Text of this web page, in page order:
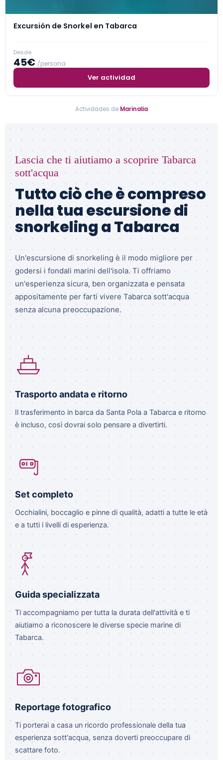
Excursión de Snorkel en Tabarca
Desde
45€ /persona
Ver actividad
Actividades de Marinalia
Lascia che ti aiutiamo a scoprire Tabarca
sott'acqua
Tutto ciò che è compreso
nella tua escursione di
snorkeling a Tabarca
Un'escursione di snorkeling è il modo migliore per
godersi i fondali marini dell'isola. Ti offriamo
un'esperienza sicura, ben organizzata e pensata
appositamente per farti vivere Tabarca sott'acqua
senza alcuna preoccupazione.
Trasporto andata e ritorno
Il trasferimento in barca da Santa Pola a Tabarca e ritorno
è incluso, così dovrai solo pensare a divertirti.
Set completo
Occhialini, boccaglio e pinne di qualità, adatti a tutte le età
e a tutti i livelli di esperienza.
Guida specializzata
Ti accompagniamo per tutta la durata dell'attività e ti
aiutiamo a riconoscere le diverse specie marine di
Tabarca.
Reportage fotografico
Ti porterai a casa un ricordo professionale della tua
esperienza sott'acqua, senza doverti preoccupare di
scattare foto.